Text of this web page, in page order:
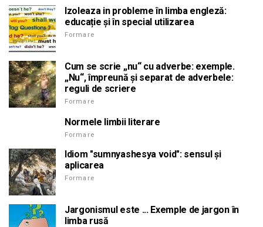
Izoleaza in probleme în limba engleză:
educație și în special utilizarea
Formare
Cum se scrie „nu“ cu adverbe: exemple.
„Nu“, împreună și separat de adverbele:
reguli de scriere
Formare
Normele limbii literare
Formare
Idiom "sumnyashesya void": sensul și
aplicarea
Formare
Jargonismul este ... Exemple de jargon în
limba rusă